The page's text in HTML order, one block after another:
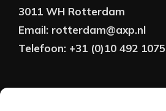
3011 WH Rotterdam
Email: rotterdam@axp.nl
Telefoon: +31 (0)10 492 1075